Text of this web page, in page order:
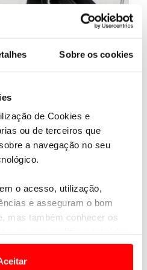
Sobre os cookies
de Cookies e
ou de terceiros que
a navegação no seu
o acesso, utilização,
e asseguram o bom
mas também conhecer os
produtos e/ou serviços.
de alta tecnologia,
em duas versões.
h em 6,7 segundos
tração integral,
e traseiro para uma
atingindo os 100 km/h
Ambas as versões têm
215 km/h.